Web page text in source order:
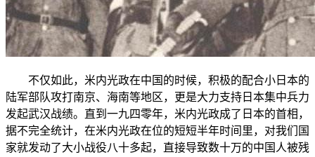
不仅如此，米内光政在中国的时候，积极的配合小日本的
陆军部队攻打南京、海南等地区，更是大力支持日本集中兵力
发起武汉战绩。直到一九四零年，米内光政成了日本的首相，
据不完全统计，在米内光政在位的短短半年时间里，对我们国
家就发动了大小战役八十多起，直接导致数十万的中国人被残